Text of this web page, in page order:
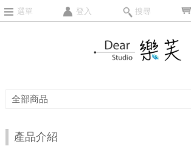
選單 登入 搜尋
全部商品
產品介紹